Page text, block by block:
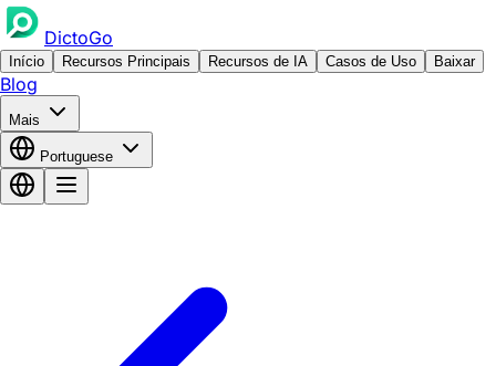
DictoGo
Início Recursos Principais Recursos de IA Casos de Uso Baixar
Blog
Mais
Portuguese